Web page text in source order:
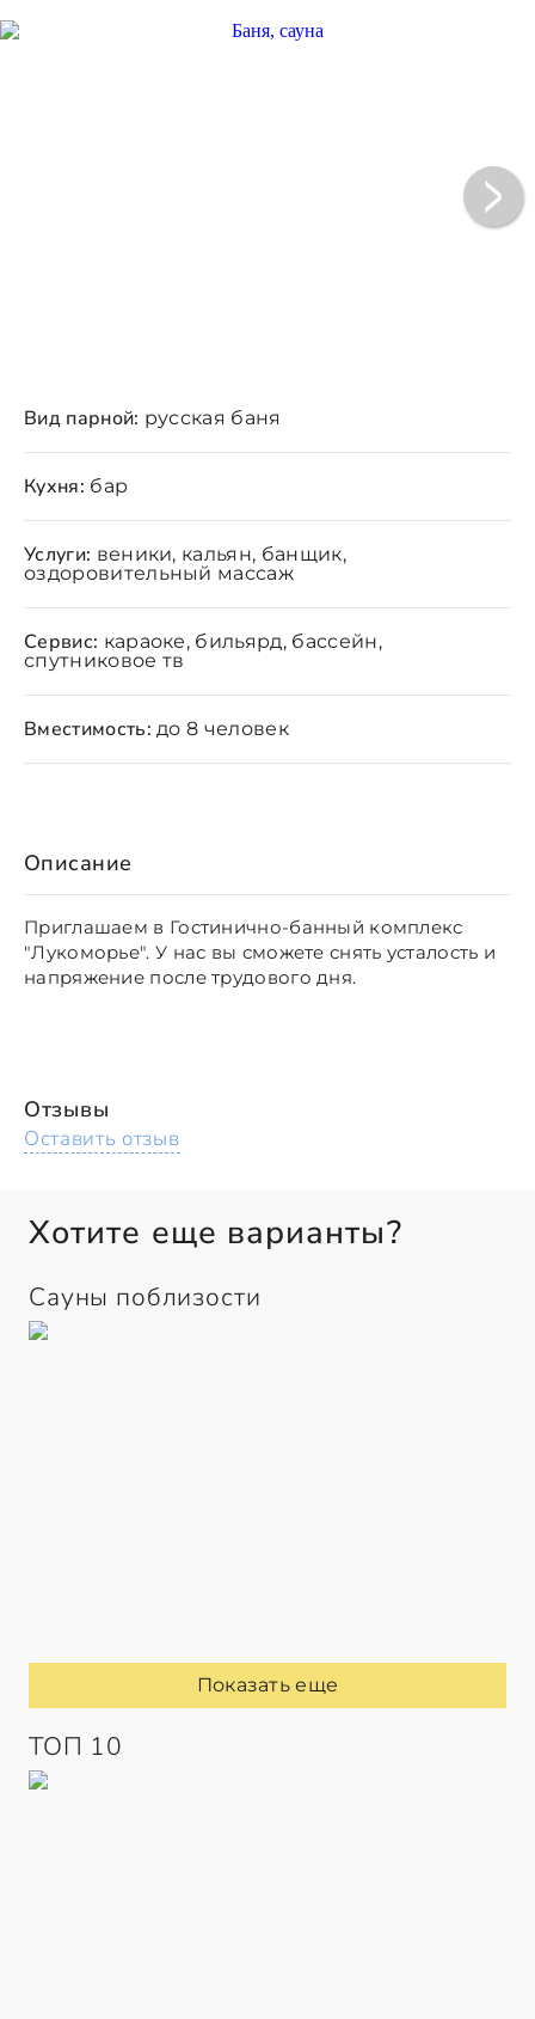
Описание
Приглашаем в Гостинично-банный комплекс
"Лукоморье". У нас вы сможетеснять усталость и
напряжение после трудового дня.
Вид парной: русская баня
Кухня: бар
Услуги: веники, кальян, банщик,
оздоровительный массаж
Сервис: караоке, бильярд, бассейн,
спутниковое тв
Вместимость: до 8 человек
Отзывы
Оставить отзыв
Хотите еще варианты?
Сауны поблизости
Показать еще
ТОП 10